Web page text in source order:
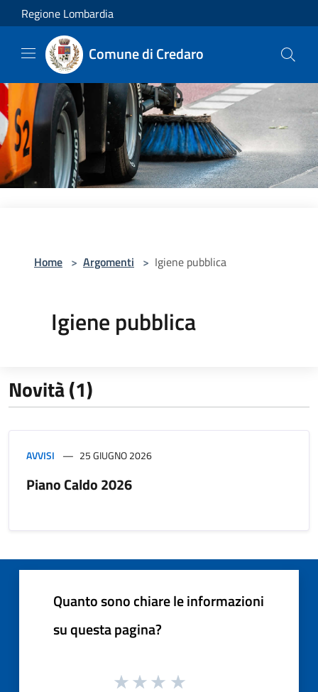
Salta al contenuto principale
Regione Lombardia
Comune di Credaro
Home > Argomenti > Igiene pubblica
Igiene pubblica
Novità (1)
AVVISI 25 GIUGNO 2026
Piano Caldo 2026
Quanto sono chiare le informazioni
su questa pagina?